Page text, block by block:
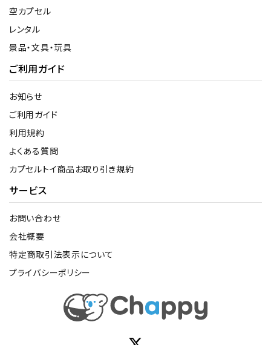
空カプセル
レンタル
景品・文具・玩具
ご利用ガイド
お知らせ
ご利用ガイド
利用規約
よくある質問
カプセルトイ商品お取り引き規約
サービス
お問い合わせ
会社概要
特定商取引法表示について
プライバシーポリシー